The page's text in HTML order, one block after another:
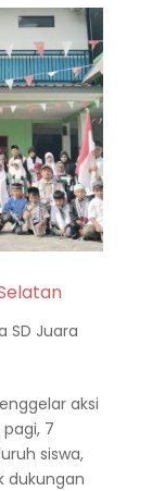
SD Juara
aksi
7
siswa,
dukungan